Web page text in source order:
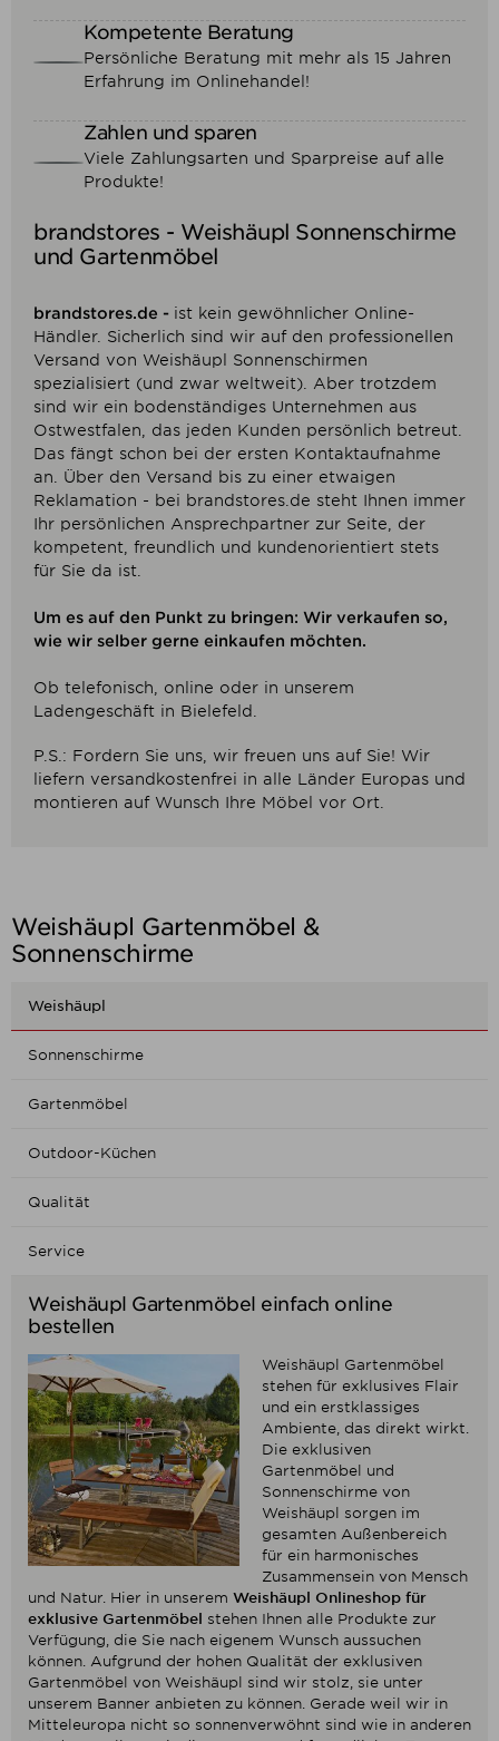
Kompetente Beratung
Persönliche Beratung mit mehr als 15 Jahren
Erfahrung im Onlinehandel!
Zahlen und sparen
Viele Zahlungsarten und Sparpreise auf alle
Produkte!
brandstores - Weishäupl Sonnenschirme
und Gartenmöbel
brandstores.de - ist kein gewöhnlicher Online-
Händler. Sicherlich sind wir auf den professionellen
Versand von Weishäupl Sonnenschirmen
spezialisiert (und zwar weltweit). Aber trotzdem
sind wir ein bodenständiges Unternehmen aus
Ostwestfalen, das jeden Kunden persönlich betreut.
Das fängt schon bei der ersten Kontaktaufnahme
an. Über den Versand bis zu einer etwaigen
Reklamation - bei brandstores.de steht Ihnen immer
Ihr persönlichen Ansprechpartner zur Seite, der
kompetent, freundlich und kundenorientiert stets
für Sie da ist.
Um es auf den Punkt zu bringen: Wir verkaufen so,
wie wir selber gerne einkaufen möchten.
Ob telefonisch, online oder in unserem
Ladengeschäft in Bielefeld.
P.S.: Fordern Sie uns, wir freuen uns auf Sie! Wir
liefern versandkostenfrei in alle Länder Europas und
montieren auf Wunsch Ihre Möbel vor Ort.
Weishäupl Gartenmöbel &
Sonnenschirme
Weishäupl
Sonnenschirme
Gartenmöbel
Outdoor-Küchen
Qualität
Service
Weishäupl Gartenmöbel einfach online
bestellen
Weishäupl Gartenmöbel
stehen für exklusives Flair
und ein erstklassiges
Ambiente, das direkt wirkt.
Die exklusiven
Gartenmöbel und
Sonnenschirme von
Weishäupl sorgen im
gesamten Außenbereich
für ein harmonisches
Zusammensein von Mensch
und Natur. Hier in unserem Weishäupl Onlineshop für
exklusive Gartenmöbel stehen Ihnen alle Produkte zur
Verfügung, die Sie nach eigenem Wunsch aussuchen
können. Aufgrund der hohen Qualität der exklusiven
Gartenmöbel von Weishäupl sind wir stolz, sie unter
unserem Banner anbieten zu können. Gerade weil wir in
Mitteleuropa nicht so sonnenverwöhnt sind wie in anderen